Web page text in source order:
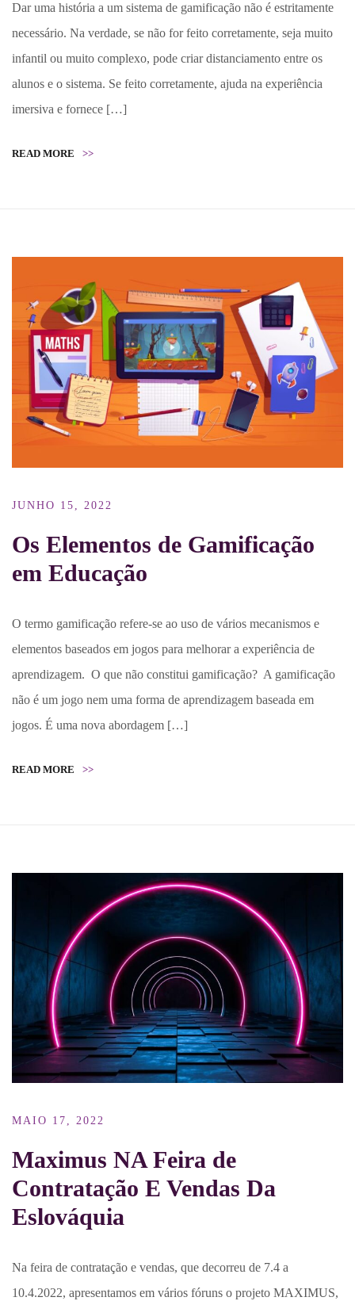
Dar uma história a um sistema de gamificação não é estritamente
necessário. Na verdade, se não for feito corretamente, seja muito
infantil ou muito complexo, pode criar distanciamento entre os
alunos e o sistema. Se feito corretamente, ajuda na experiência
imersiva e fornece […]
READ MORE >>
JUNHO 15, 2022
Os Elementos de Gamificação
em Educação
O termo gamificação refere-se ao uso de vários mecanismos e
elementos baseados em jogos para melhorar a experiência de
aprendizagem. O que não constitui gamificação? A gamificação
não é um jogo nem uma forma de aprendizagem baseada em
jogos. É uma nova abordagem […]
READ MORE >>
MAIO 17, 2022
Maximus NA Feira de
Contratação E Vendas Da
Eslováquia
Na feira de contratação e vendas, que decorreu de 7.4 a
10.4.2022, apresentamos em vários fóruns o projeto MAXIMUS,